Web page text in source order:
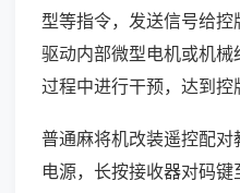
型等指令，发送信号给
驱动内部微型电机或机
过程中进行干预，达到控
普通麻将机改装遥控配
电源，长按接收器对码